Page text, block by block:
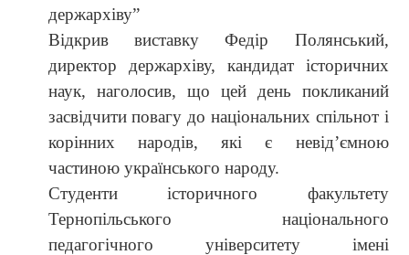
держархівуˮ
Відкрив виставку Федір Полянський,
директор держархіву, кандидат історичних
наук, наголосив, що цей день покликаний
засвідчити повагу до національних спільнот і
корінних народів, які є невід’ємною
частиною українського народу.
Студенти історичного факультету
Тернопільського національного
педагогічного університету імені